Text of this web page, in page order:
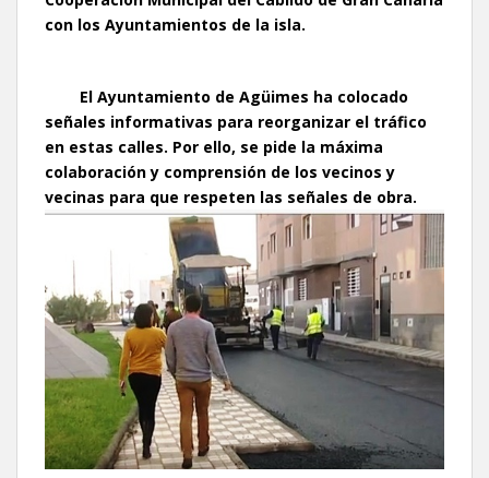
con los Ayuntamientos de la isla.
El Ayuntamiento de Agüimes ha colocado
señales informativas para reorganizar el tráfico
en estas calles. Por ello, se pide la máxima
colaboración y comprensión de los vecinos y
vecinas para que respeten las señales de obra.